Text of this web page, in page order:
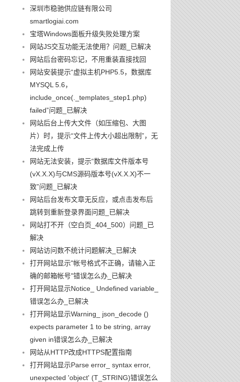
深圳市稳驰供应链有限公司
smartlogiai.com
宝塔Windows面板升级失败处理方案
网站JS交互功能无法使用？问题_已解决
网站后台密码忘记，不用重装直接找回
网站安装提示“虚拟主机PHP5.5，数据库
MYSQL 5.6，
include_once(._templates_step1.php)
failed”问题_已解决
网站后台上传大文件（如压缩包、大图
片）时，提示“文件上传大小超出限制”，无
法完成上传
网站无法安装，提示“数据库文件版本号
(vX.X.X)与CMS源码版本号(vX.X.X)不一
致”问题_已解决
网站后台发布文章无反应，或点击发布后
跳转到重新登录界面问题_已解决
网站打不开（空白页_404_500）问题_已
解决
网站访问数不统计问题解决_已解决
打开网站显示"帐号格式不正确，请输入正
确的邮箱帐号"错误怎么办_已解决
打开网站显示Notice_ Undefined variable_
错误怎么办_已解决
打开网站显示Warning_ json_decode ()
expects parameter 1 to be string, array
given in错误怎么办_已解决
网站从HTTP改成HTTPS配置指南
打开网站显示Parse error_ syntax error,
unexpected 'object' (T_STRING)错误怎么